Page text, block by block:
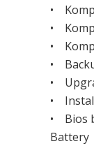
•
•
•
•
•
•
• Bios
Battery